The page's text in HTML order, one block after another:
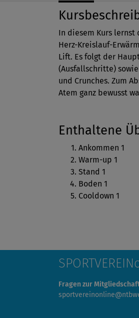
In diesem Kurs lernst
Herz-Kreislauf-
Lift. Es folgt der
(Ausfallschritte)
und Crunches. Zum
Atem ganz bewusst
Enthaltene
Ankommen 1
Warm-up 1
Stand 1
Boden 1
Cooldown 1
Fragen zur